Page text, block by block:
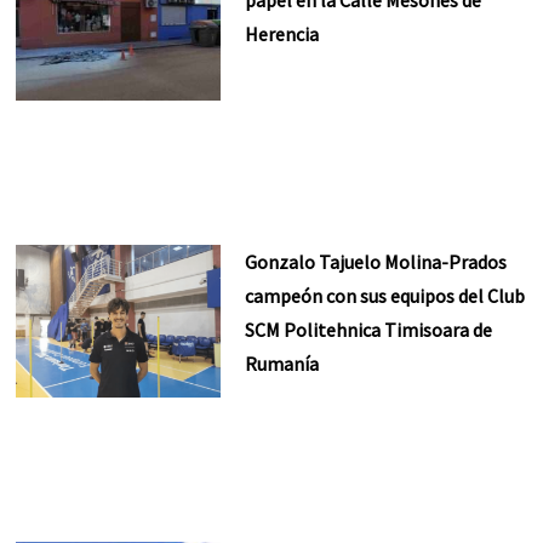
Herencia
Gonzalo Tajuelo Molina-Prados
campeón con sus equipos del Club
SCM Politehnica Timisoara de
Rumanía